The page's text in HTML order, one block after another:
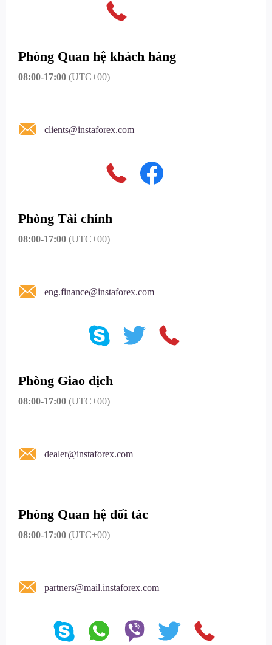
Phòng Quan hệ khách hàng
08:00-17:00 (UTC+00)
clients@instaforex.com
Phòng Tài chính
08:00-17:00 (UTC+00)
eng.finance@instaforex.com
Phòng Giao dịch
08:00-17:00 (UTC+00)
dealer@instaforex.com
Phòng Quan hệ đối tác
08:00-17:00 (UTC+00)
partners@mail.instaforex.com